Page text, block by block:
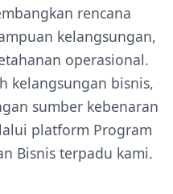
rencana
kelangsungan,
operasional.
kelangsungan bisnis,
sumber kebenaran
platform Program
Bisnis terpadu kami.